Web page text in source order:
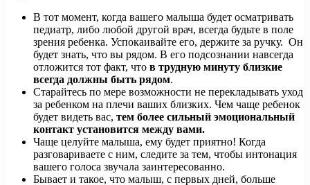
В тот момент, когда вашего малыша будет осматривать
педиатр, либо любой другой врач, всегда будьте в поле
зрения ребенка. Успокаивайте его, держите за ручку. Он
будет знать, что вы рядом. В его подсознании навсегда
отложится тот факт, что в трудную минуту близкие
всегда должны быть рядом.
Старайтесь по мере возможности не перекладывать уход
за ребенком на плечи ваших близких. Чем чаще ребенок
будет видеть вас, тем более сильный эмоциональный
контакт установится между вами.
Чаще целуйте малыша, ему будет приятно! Когда
разговариваете с ним, следите за тем, чтобы интонация
вашего голоса звучала заинтересованно.
Бывает и такое, что малыш, с первых дней, больше